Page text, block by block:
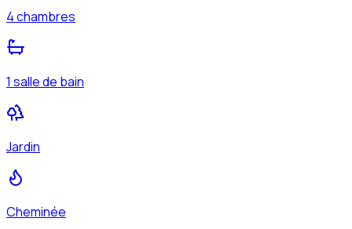
4 chambres
1 salle de bain
Jardin
Cheminée